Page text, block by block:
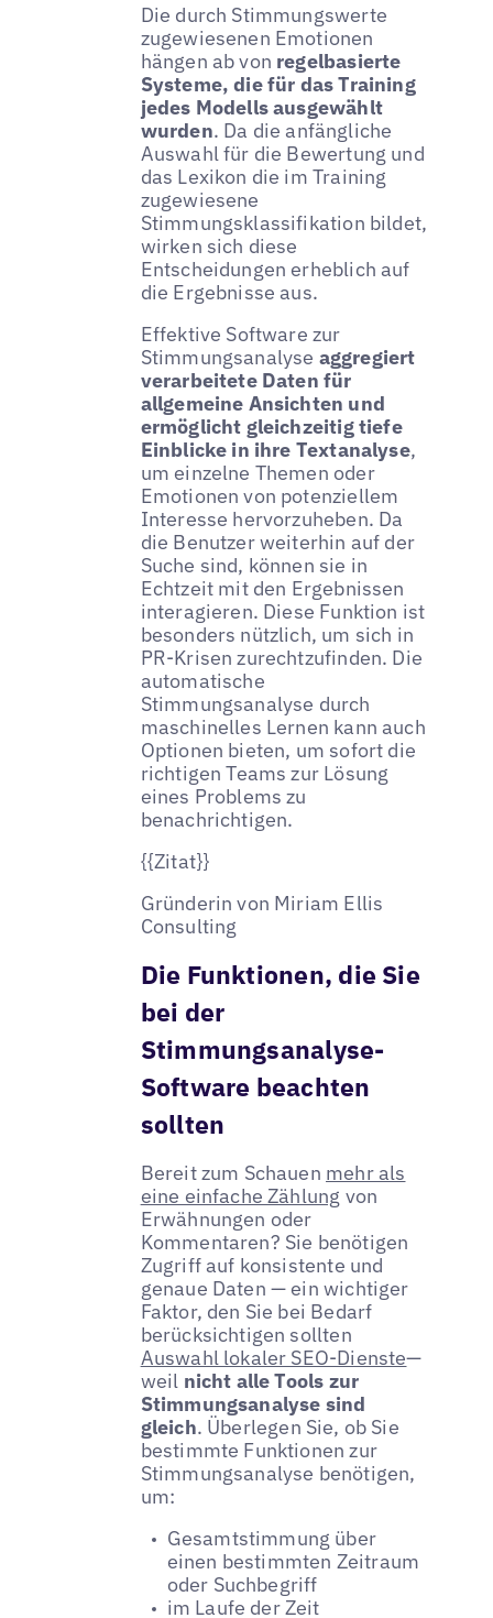
Die durch Stimmungswerte
zugewiesenen Emotionen
hängen ab von regelbasierte
Systeme, die für das Training
jedes Modells ausgewählt
wurden. Da die anfängliche
Auswahl für die Bewertung und
das Lexikon die im Training
zugewiesene
Stimmungsklassifikation bildet,
wirken sich diese
Entscheidungen erheblich auf
die Ergebnisse aus.
Effektive Software zur
Stimmungsanalyse aggregiert
verarbeitete Daten für
allgemeine Ansichten und
ermöglicht gleichzeitig tiefe
Einblicke in ihre Textanalyse,
um einzelne Themen oder
Emotionen von potenziellem
Interesse hervorzuheben. Da
die Benutzer weiterhin auf der
Suche sind, können sie in
Echtzeit mit den Ergebnissen
interagieren. Diese Funktion ist
besonders nützlich, um sich in
PR-Krisen zurechtzufinden. Die
automatische
Stimmungsanalyse durch
maschinelles Lernen kann auch
Optionen bieten, um sofort die
richtigen Teams zur Lösung
eines Problems zu
benachrichtigen.
{{Zitat}}
Gründerin von Miriam Ellis
Consulting
Die Funktionen, die Sie
bei der
Stimmungsanalyse-
Software beachten
sollten
Bereit zum Schauen mehr als
eine einfache Zählung von
Erwähnungen oder
Kommentaren? Sie benötigen
Zugriff auf konsistente und
genaue Daten — ein wichtiger
Faktor, den Sie bei Bedarf
berücksichtigen sollten
Auswahl lokaler SEO-Dienste—
weil nicht alle Tools zur
Stimmungsanalyse sind
gleich. Überlegen Sie, ob Sie
bestimmte Funktionen zur
Stimmungsanalyse benötigen,
um:
Gesamtstimmung über
einen bestimmten Zeitraum
oder Suchbegriff
im Laufe der Zeit